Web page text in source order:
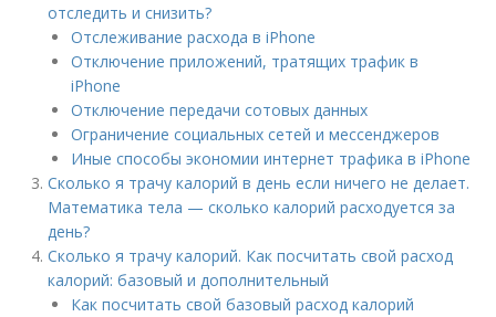
отследить и снизить?
Отслеживание расхода в iPhone
Отключение приложений, тратящих трафик в
iPhone
Отключение передачи сотовых данных
Ограничение социальных сетей и мессенджеров
Иные способы экономии интернет трафика в iPhone
Сколько я трачу калорий в день если ничего не делает.
Математика тела — сколько калорий расходуется за
день?
Сколько я трачу калорий. Как посчитать свой расход
калорий: базовый и дополнительный
Как посчитать свой базовый расход калорий